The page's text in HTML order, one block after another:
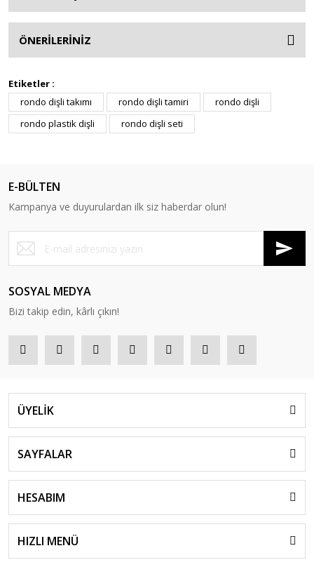
ÖNERİLERİNİZ
Etiketler :
rondo dişli takımı
rondo dişli tamiri
rondo dişli
rondo plastik dişli
rondo dişli seti
E-BÜLTEN
Kampanya ve duyurulardan ilk siz haberdar olun!
SOSYAL MEDYA
Bizi takip edin, kârlı çıkın!
ÜYELİK
SAYFALAR
HESABIM
HIZLI MENÜ